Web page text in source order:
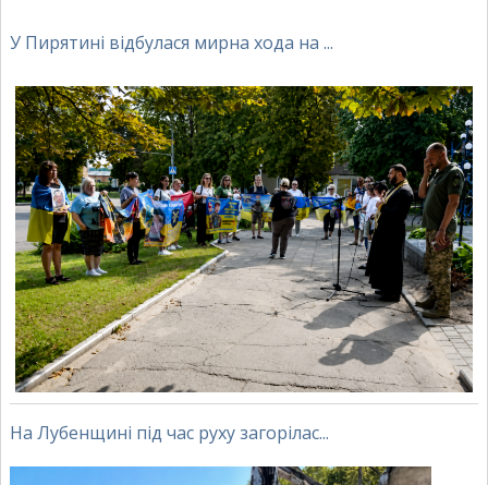
У Пирятині відбулася мирна хода на ...
На Лубенщині під час руху загорілас...